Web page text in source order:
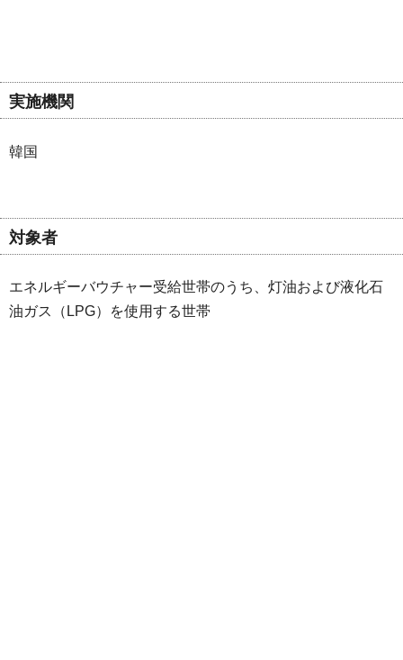
実施機関
韓国
対象者
エネルギーバウチャー受給世帯のうち、灯油および液化石
油ガス（LPG）を使用する世帯